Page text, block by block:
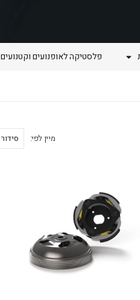
פלסטיקה לאופנועים וקטנועים
מיין לפי: